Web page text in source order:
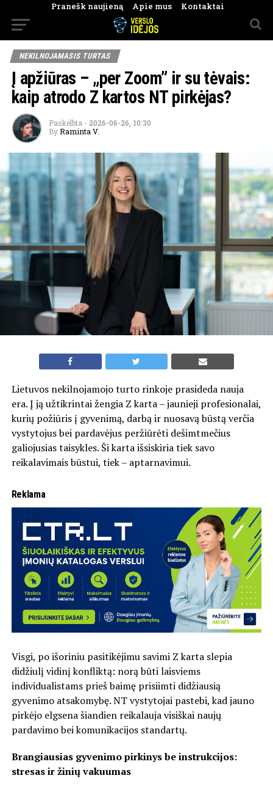
Pranešk naujieną Apie mus Kontaktai
NEKILNOJAMASIS TURTAS
Į apžiūras – „per Zoom” ir su tėvais:
kaip atrodo Z kartos NT pirkėjas?
Paskelbta - 2026-06-26, 10:30
By Raminta V.
Lietuvos nekilnojamojo turto rinkoje prasideda nauja
era. Į ją užtikrintai žengia Z karta – jaunieji profesionalai,
kurių požiūris į gyvenimą, darbą ir nuosavą būstą verčia
vystytojus bei pardavėjus peržiūrėti dešimtmečius
galiojusias taisykles. Ši karta išsiskiria tiek savo
reikalavimais būstui, tiek – aptarnavimui.
Reklama
Visgi, po išoriniu pasitikėjimu savimi Z karta slepia
didžiulį vidinį konfliktą: norą būti laisviems
individualistams prieš baimę prisiimti didžiausią
gyvenimo atsakomybę. NT vystytojai pastebi, kad jauno
pirkėjo elgsena šiandien reikalauja visiškai naujų
pardavimo bei komunikacijos standartų.
Brangiausias gyvenimo pirkinys be instrukcijos:
stresas ir žinių vakuumas